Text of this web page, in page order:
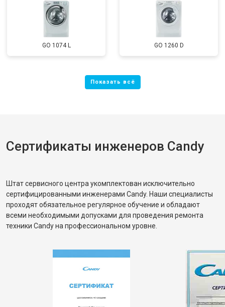
GO 1074 L GO 1260 D
Сертификаты инженеров Candy
Штат сервисного центра укомплектован исключительно
сертифицированными инженерами Candy. Наши специалисты
проходят обязательное регулярное обучение и обладают
всеми необходимыми допусками для проведения ремонта
техники Candy на профессиональном уровне.